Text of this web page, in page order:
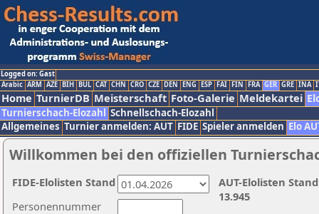
Logged on: Gast
Arabic ARM AZE BIH BUL CAT CHN CRO CZE DEN ENG ESP FAI FIN FRA GER GRE INA
Home TurnierDB Meisterschaft Foto-Galerie Meldekartei
Turnierschach-Elozahl Schnellschach-Elozahl
Allgemeines Turnier anmelden: AUT FIDE Spieler anmelden Elo
Willkommen bei den offiziellen
Personennummer
AUT-Elolisten
13.945
FIDE-Elolisten Stand